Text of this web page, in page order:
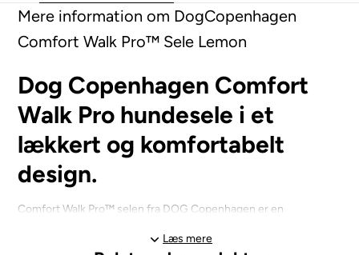
Mere information om DogCopenhagen
Comfort Walk Pro™ Sele Lemon
Dog Copenhagen Comfort
Walk Pro hundesele i et
lækkert og komfortabelt
design.
Comfort Walk Pro™ selen fra DOG Copenhagen er en
slidstærke smuds- og vandafvisende materialer med blød åndbar
Læs mere